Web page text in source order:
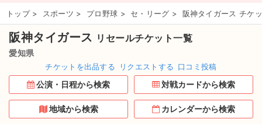
新着チケット
値下げしたチケット
都道府県からチケットを探す
もうすぐ開催のチケット
チケットのリクエスト一覧
トップ > スポーツ > プロ野球 > セ・リーグ > 阪神タイガース チケ
阪神タイガース リセールチケット一覧
愛知県
チケットを出品する リクエストする 口コミ投稿
公演・日程から検索 対戦カードから検索
地域から検索 カレンダーから検索